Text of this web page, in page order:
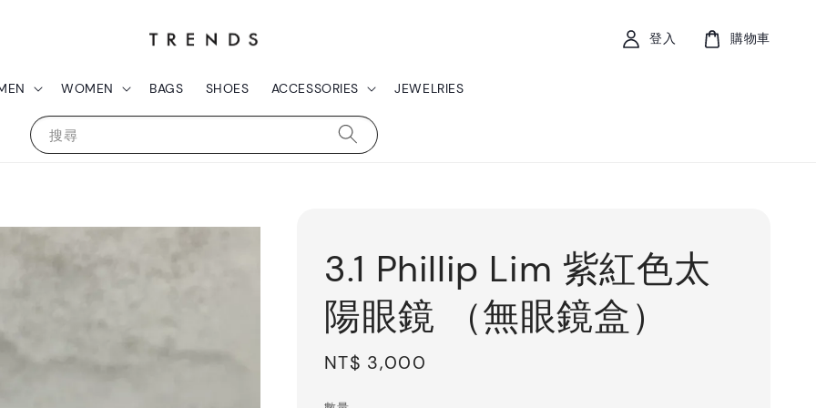
搜尋
WOMEN BAGS SHOES ACCESSORIES JEWELRIES
登入 購物車
3.1 Phillip Lim 紫紅色太
陽眼鏡 （無眼鏡盒）
Regular
NT$ 3,000